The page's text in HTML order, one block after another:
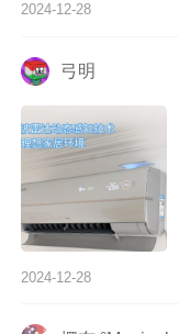
2024-12-28
弓明
2024-12-28